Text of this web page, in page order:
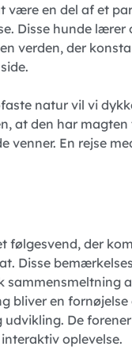
en del af et
Disse hunde
verden, der
natur vil vi
at den har
venner. En rejse
der
Disse
sammensmeltning
bliver en
De
oplevelse.